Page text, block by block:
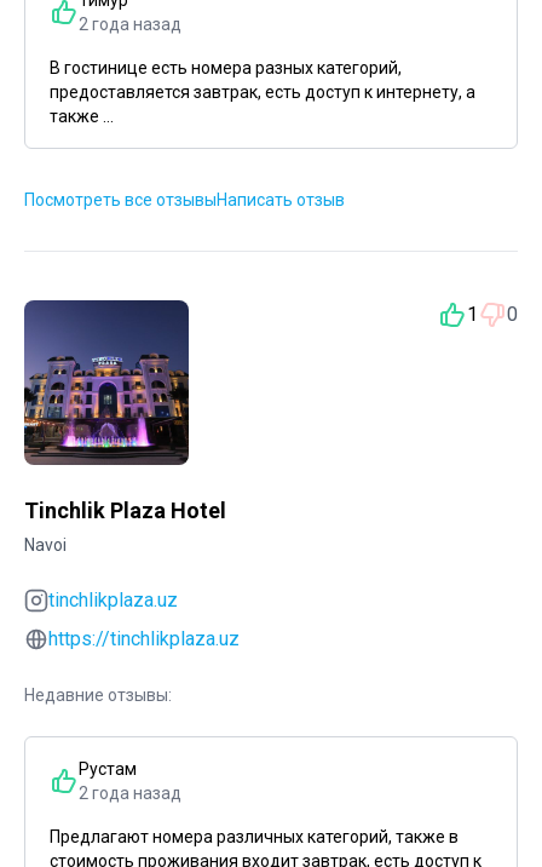
2 года назад
В гостинице есть номера разных категорий,
предоставляется завтрак, есть доступ к интернету, а
также ...
Посмотреть все отзывыНаписать отзыв
1 0
Tinchlik Plaza Hotel
Navoi
tinchlikplaza.uz
https://tinchlikplaza.uz
Недавние отзывы:
Рустам
2 года назад
Предлагают номера различных категорий, также в
стоимость проживания входит завтрак, есть доступ к